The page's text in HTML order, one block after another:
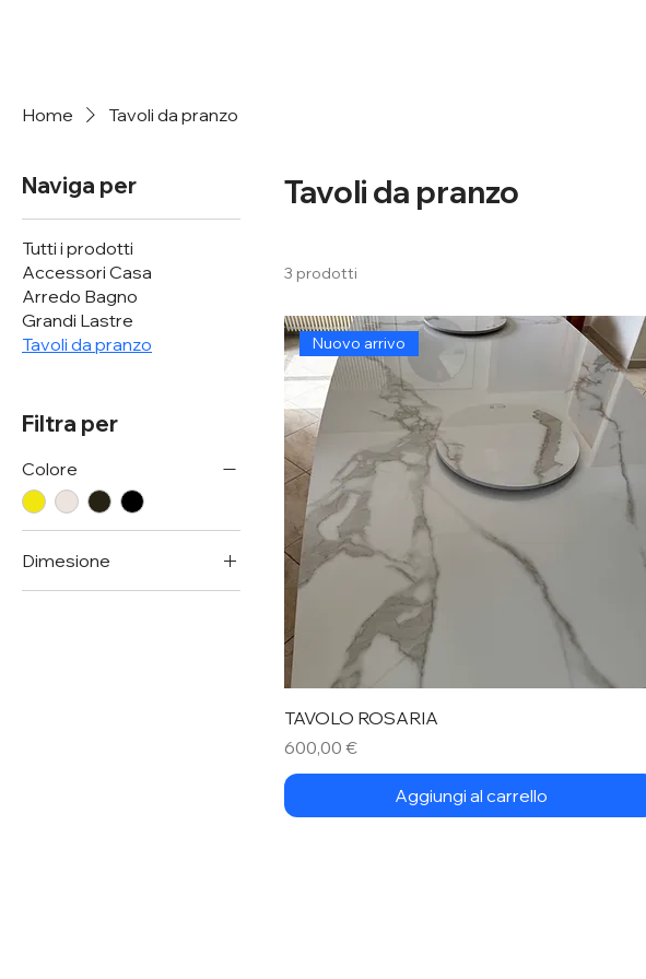
Home Tavoli da pranzo
Naviga per
Tutti i prodotti
Accessori Casa
Arredo Bagno
Grandi Lastre
Tavoli da pranzo
Filtra per
Colore
Dimesione
Tavoli da pranzo
3 prodotti
Nuovo arrivo
TAVOLO ROSARIA
Prezzo
600,00 €
Aggiungi al carrello